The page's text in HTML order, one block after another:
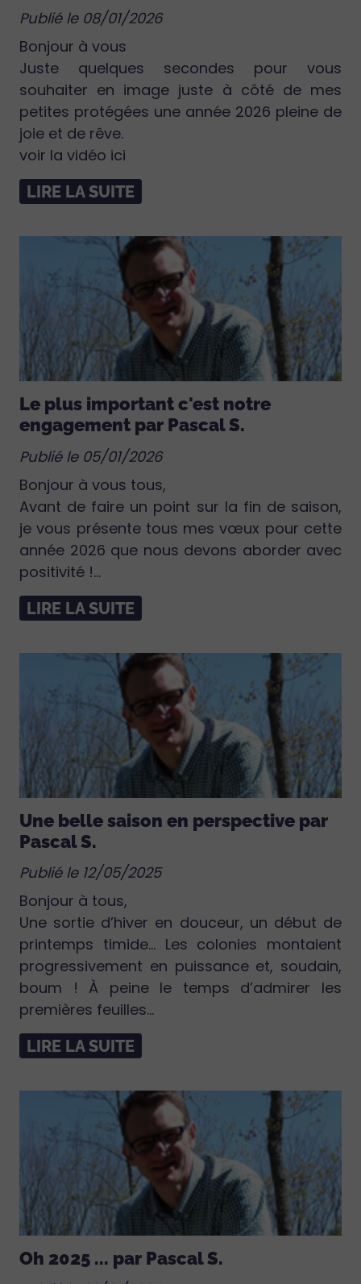
Publié le 08/01/2026
Bonjour à vous
Juste quelques secondes pour vous
souhaiter en image juste à côté de mes
petites protégées une année 2026 pleine de
joie et de rêve.
voir la vidéo ici
LIRE LA SUITE
Le plus important c'est notre
engagement par Pascal S.
Publié le 05/01/2026
Bonjour à vous tous,
Avant de faire un point sur la fin de saison,
je vous présente tous mes vœux pour cette
année 2026 que nous devons aborder avec
positivité !...
LIRE LA SUITE
Une belle saison en perspective par
Pascal S.
Publié le 12/05/2025
Bonjour à tous,
Une sortie d’hiver en douceur, un début de
printemps timide… Les colonies montaient
progressivement en puissance et, soudain,
boum ! À peine le temps d’admirer les
premières feuilles...
LIRE LA SUITE
Oh 2025 ... par Pascal S.